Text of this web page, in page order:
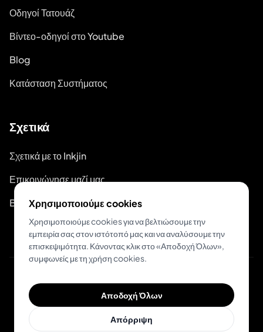
Οδηγοί Τατουάζ
Βίντεο-οδηγοί στο Youtube
Blog
Κατάσταση Συστήματος
Σχετικά
Σχετικά με το Inkjin
Επικοινώνησε μαζί μας
Branding Kit
© 2026 Inkjin
Πολιτική ΑπορρήτουΌροι Χρήσης
Χρησιμοποιούμε cookies
Χρησιμοποιούμε cookies για να βελτιώσουμε την
εμπειρία σας στον ιστότοπό μας και να αναλύσουμε την
επισκεψιμότητα. Κάνοντας κλικ στο «Αποδοχή Όλων»,
συμφωνείς με τη χρήση cookies.
Αποδοχή Όλων
Απόρριψη